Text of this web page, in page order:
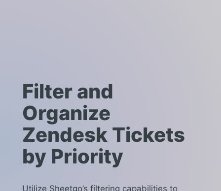
Filter and
Organize
Zendesk Tickets
by Priority
Utilize Sheetgo’s filtering capabilities to